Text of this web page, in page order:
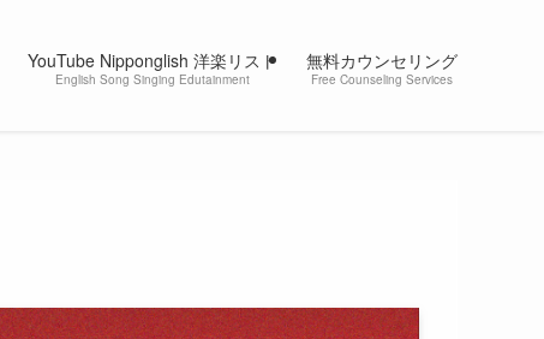
YouTube Nipponglish 洋楽リスト
English Song Singing Edutainment
無料カウンセリング
Free Counseling Services